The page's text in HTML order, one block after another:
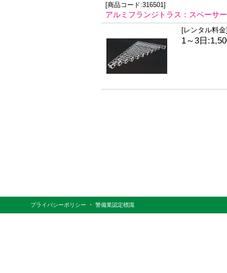
[商品コード:316501]
アルミフランジトラス：スペーサー
[レンタル料
1～3日
プライバシーポリシー ・ 警備業認定標識